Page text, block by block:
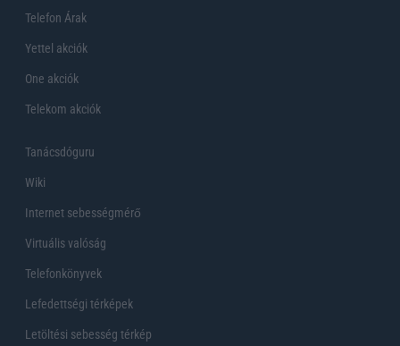
Telefon Árak
Yettel akciók
One akciók
Telekom akciók
Tanácsdóguru
Wiki
Internet sebességmérő
Virtuális valóság
Telefonkönyvek
Lefedettségi térképek
Letöltési sebesség térkép